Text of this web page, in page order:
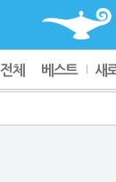
전체 베스트 새